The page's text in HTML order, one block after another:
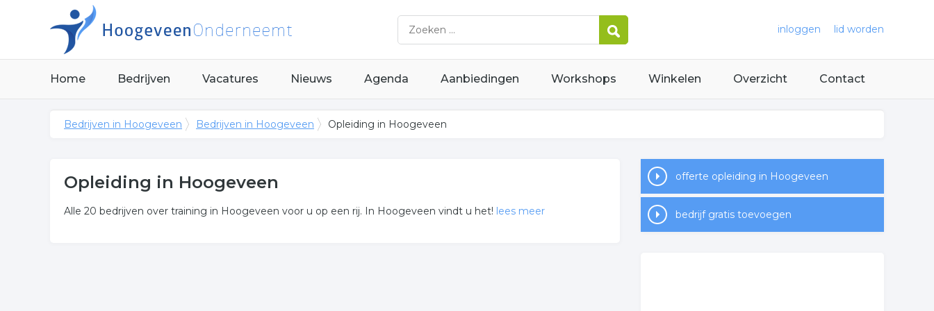
inloggen lid worden
Home Bedrijven Vacatures Nieuws Agenda Aanbiedingen Workshops Winkelen Overzicht Contact
Bedrijven in Hoogeveen Bedrijven in Hoogeveen Opleiding in Hoogeveen
Opleiding in Hoogeveen
Alle 20 bedrijven over training in Hoogeveen voor u op een rij. In Hoogeveen vindt u het! lees meer
offerte opleiding in Hoogeveen
bedrijf gratis toevoegen